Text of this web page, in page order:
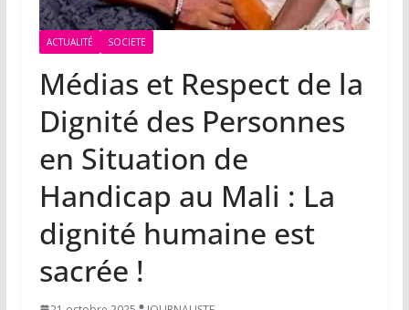
ACTUALITÉ SOCIETE
Médias et Respect de la
Dignité des Personnes
en Situation de
Handicap au Mali : La
dignité humaine est
sacrée !